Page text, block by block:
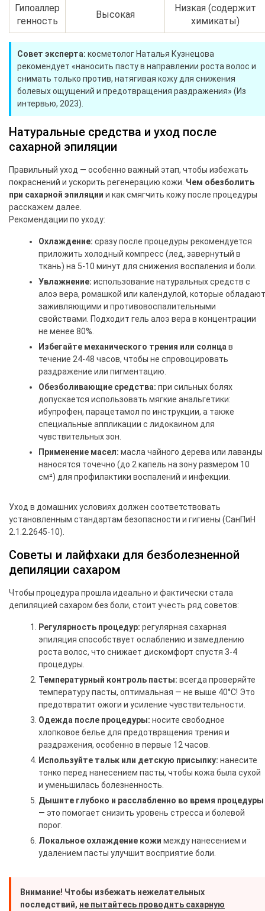
Гипоаллер
генность
Высокая
Низкая (содержит
химикаты)
Совет эксперта: косметолог Наталья Кузнецова
рекомендует «наносить пасту в направлении роста волос и
снимать только против, натягивая кожу для снижения
болевых ощущений и предотвращения раздражения» (Из
интервью, 2023).
Натуральные средства и уход после
сахарной эпиляции
Правильный уход — особенно важный этап, чтобы избежать
покраснений и ускорить регенерацию кожи. Чем обезболить
при сахарной эпиляции и как смягчить кожу после процедуры
расскажем далее.
Рекомендации по уходу:
Охлаждение: сразу после процедуры рекомендуется
приложить холодный компресс (лед, завернутый в
ткань) на 5-10 минут для снижения воспаления и боли.
Увлажнение: использование натуральных средств с
алоэ вера, ромашкой или календулой, которые обладают
заживляющими и противовоспалительными
свойствами. Подходит гель алоэ вера в концентрации
не менее 80%.
Избегайте механического трения или солнца в
течение 24-48 часов, чтобы не спровоцировать
раздражение или пигментацию.
Обезболивающие средства: при сильных болях
допускается использовать мягкие анальгетики:
ибупрофен, парацетамол по инструкции, а также
специальные аппликации с лидокаином для
чувствительных зон.
Применение масел: масла чайного дерева или лаванды
наносятся точечно (до 2 капель на зону размером 10
см²) для профилактики воспалений и инфекции.
Уход в домашних условиях должен соответствовать
установленным стандартам безопасности и гигиены (СанПиН
2.1.2.2645-10).
Советы и лайфхаки для безболезненной
депиляции сахаром
Чтобы процедура прошла идеально и фактически стала
депиляцией сахаром без боли, стоит учесть ряд советов:
Регулярность процедур: регулярная сахарная
эпиляция способствует ослаблению и замедлению
роста волос, что снижает дискомфорт спустя 3-4
процедуры.
Температурный контроль пасты: всегда проверяйте
температуру пасты, оптимальная — не выше 40°C! Это
предотвратит ожоги и усиление чувствительности.
Одежда после процедуры: носите свободное
хлопковое белье для предотвращения трения и
раздражения, особенно в первые 12 часов.
Используйте тальк или детскую присыпку: нанесите
тонко перед нанесением пасты, чтобы кожа была сухой
и уменьшилась болезненность.
Дышите глубоко и расслабленно во время процедуры
— это помогает снизить уровень стресса и болевой
порог.
Локальное охлаждение кожи между нанесением и
удалением пасты улучшит восприятие боли.
Внимание! Чтобы избежать нежелательных
последствий, не пытайтесь проводить сахарную